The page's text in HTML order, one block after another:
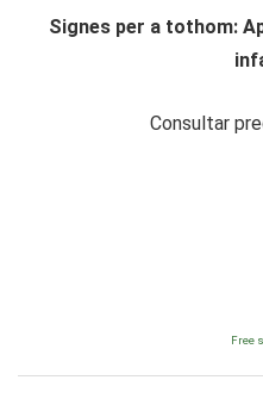
Signes per a tothom:
Consultar
Free